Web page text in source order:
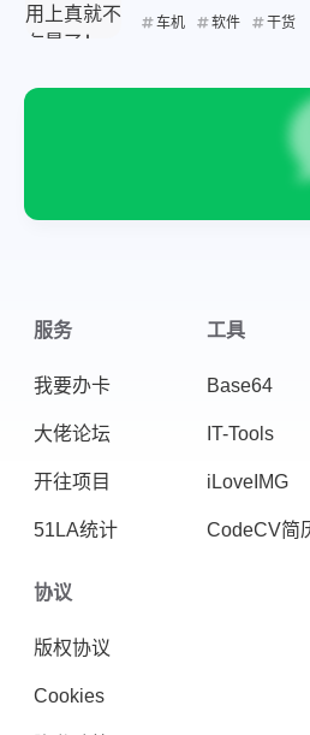
微信
车机 软件 干货
服务
我要办卡
大佬论坛
开往项目
51LA统计
工具
Base64
IT-Tools
iLoveIMG
CodeCV简
协议
版权协议
Cookies